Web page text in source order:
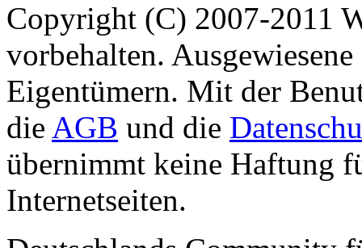
Copyright (C) 2007-2011
vorbehalten.
Eigentümern. Mit der
die AGB und die
übernimmt keine Haftung
Internetseiten.